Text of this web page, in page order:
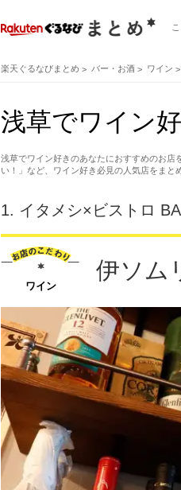
楽天ぐるなびまとめ バー・お酒 ワイン
浅草でワイン
浅草でワイン好きのあなたにおすすめのお店
い！」など、ワイン好き必見の人気店をまと
1. イタメシ×ビストロ
ワイン
伊ソム